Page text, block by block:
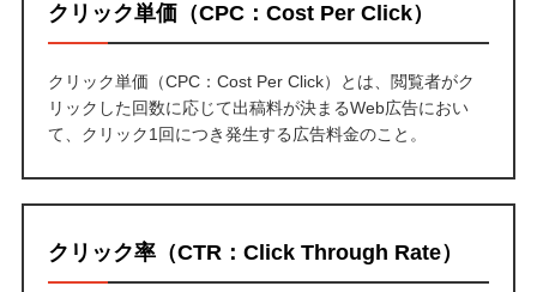
クリック単価（CPC：Cost Per Click）
クリック単価（CPC：Cost Per Click）とは、閲覧者がク
リックした回数に応じて出稿料が決まるWeb広告におい
て、クリック1回につき発生する広告料金のこと。
クリック率（CTR：Click Through Rate）